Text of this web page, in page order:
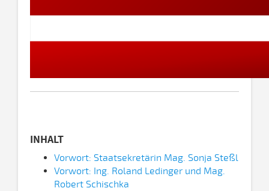
INHALT
Vorwort: Staatsekretärin Mag. Sonja Steßl
Vorwort: Ing. Roland Ledinger und Mag.
Robert Schischka